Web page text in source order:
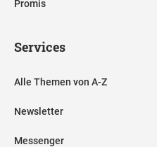
Promis
Services
Alle Themen von A-Z
Newsletter
Messenger